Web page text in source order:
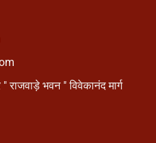
" राजवाड़े भवन " विवेकानंद मार्ग